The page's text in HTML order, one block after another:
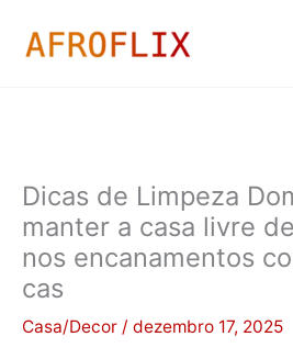
para
Dicas de Limpeza
manter a casa livre
nos encanamentos
cas
Casa/Decor / dezembro 17, 2025